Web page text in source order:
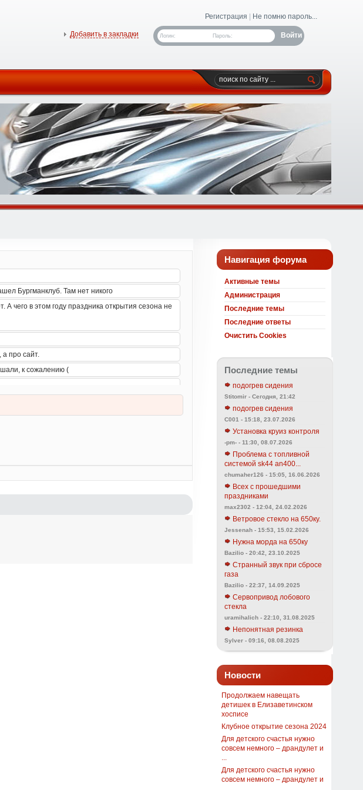
Регистрация Не помню пароль...
Логин: Пароль:
Добавить в закладки
Навигация форума
Активные темы
Администрация
Последние темы
Последние ответы
Очистить Cookies
Последние темы
подогрев сидения
Stitomir - Сегодня, 21:42
подогрев сидения
C001 - 15:18, 23.07.2026
Установка круиз контроля
-pm- - 11:30, 08.07.2026
Проблема с топливной
системой sk44 an400...
chumaher126 - 15:05, 16.06.2026
Всех с прошедшими
праздниками
max2302 - 12:04, 24.02.2026
Ветровое стекло на 650ку.
Jessenah - 15:53, 15.02.2026
Нужна морда на 650ку
Bazilio - 20:42, 23.10.2025
Странный звук при сбросе
газа
Bazilio - 22:37, 14.09.2025
Сервопривод лобового
стекла
uramihalich - 22:10, 31.08.2025
Непонятная резинка
Sylver - 09:16, 08.08.2025
Новости
Продолжаем навещать
детишек в Елизаветинском
хосписе
Клубное открытие сезона 2024
Для детского счастья нужно
совсем немного – драндулет и
Для детского счастья нужно
совсем немного – драндулет и